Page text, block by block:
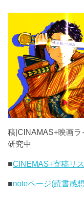
稿|CINAMAS+映画
研究中
■CINEMAS+寄稿リ
■noteページ(読書感